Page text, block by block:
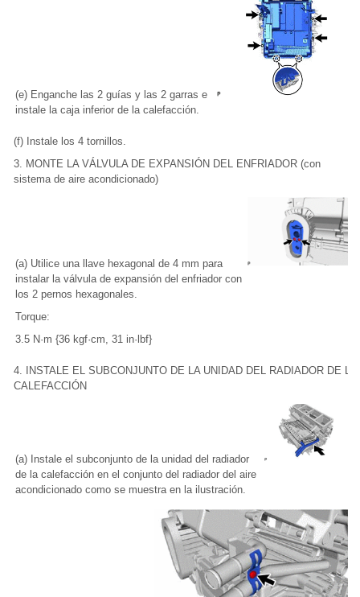
(e) Enganche las 2 guías y las 2 garras e
instale la caja inferior de la calefacción.
(f) Instale los 4 tornillos.
3. MONTE LA VÁLVULA DE EXPANSIÓN DEL ENFRIADOR (con
sistema de aire acondicionado)
(a) Utilice una llave hexagonal de 4 mm para
instalar la válvula de expansión del enfriador con
los 2 pernos hexagonales.
Torque:
3.5 N·m {36 kgf·cm, 31 in·lbf}
4. INSTALE EL SUBCONJUNTO DE LA UNIDAD DEL RADIADOR DE LA
CALEFACCIÓN
(a) Instale el subconjunto de la unidad del radiador
de la calefacción en el conjunto del radiador del aire
acondicionado como se muestra en la ilustración.